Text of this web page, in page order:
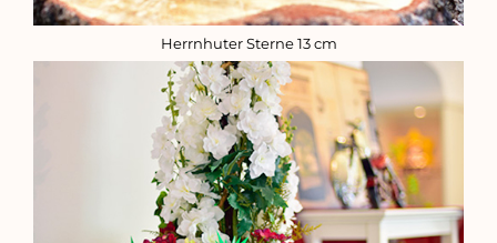
Herrnhuter Sterne 13 cm